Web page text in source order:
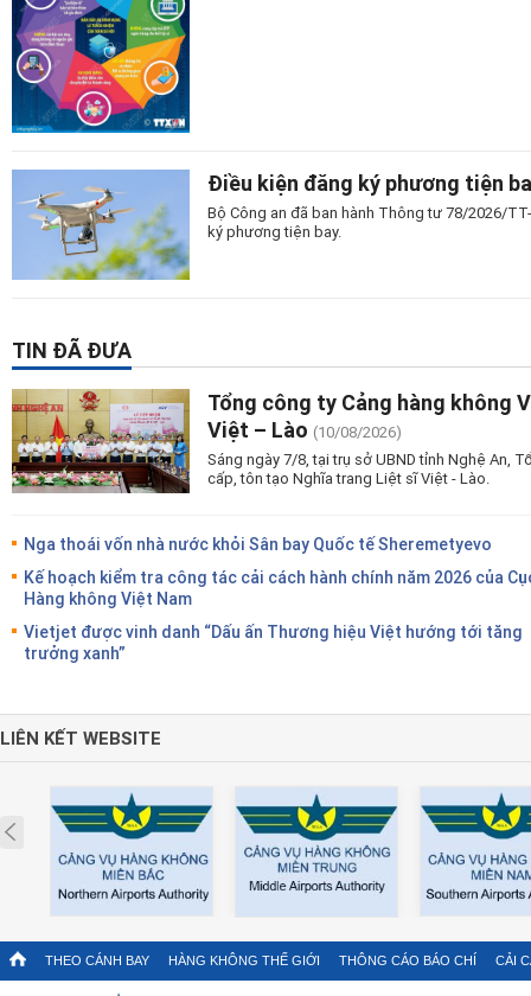
Điều kiện đăng ký phương tiện
Bộ Công an đã ban hành Thông tư 78/2026/
ký phương tiện bay.
TIN ĐÃ ĐƯA
Tổng công ty Cảng hàng không
Việt – Lào (10/08/2026)
Sáng ngày 7/8, tại trụ sở UBND tỉnh Nghệ An,
cấp, tôn tạo Nghĩa trang Liệt sĩ Việt - Lào.
Nga thoái vốn nhà nước khỏi Sân bay Quốc tế Sheremetyevo
Kế hoạch kiểm tra công tác cải cách hành chính năm 2026 của
Hàng không Việt Nam
Vietjet được vinh danh “Dấu ấn Thương hiệu Việt hướng tới tăng
trưởng xanh”
LIÊN KẾT WEBSITE
Prev
THEO CÁNH BAY HÀNG KHÔNG THẾ GIỚI THÔNG CÁO BÁO CHÍ CẢI